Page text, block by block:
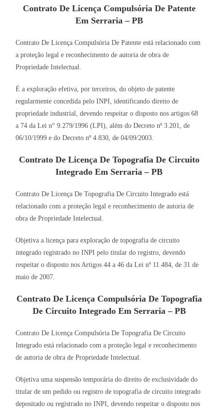
Contrato De Licença Compulsória De Patente
Em Serraria – PB
Contrato De Licença Compulsória De Patente está relacionado com
a proteção legal e reconhecimento de autoria de obra de
Propriedade Intelectual.
É a exploração efetiva, por terceiros, do objeto de patente
regularmente concedida pelo INPI, identificando direito de
propriedade industrial, devendo respeitar o disposto nos artigos 68
a 74 da Lei n° 9.279/1996 (LPI), além do Decreto nº 3.201, de
06/10/1999 e do Decreto nº 4.830, de 04/09/2003.
Contrato De Licença De Topografia De Circuito
Integrado Em Serraria – PB
Contrato De Licença De Topografia De Circuito Integrado está
relacionado com a proteção legal e reconhecimento de autoria de
obra de Propriedade Intelectual.
Objetiva a licença para exploração de topografia de circuito
integrado registrado no INPI pelo titular do registro, devendo
respeitar o disposto nos Artigos 44 a 46 da Lei nº 11.484, de 31 de
maio de 2007.
Contrato De Licença Compulsória De Topografia
De Circuito Integrado Em Serraria – PB
Contrato De Licença Compulsória De Topografia De Circuito
Integrado está relacionado com a proteção legal e reconhecimento
de autoria de obra de Propriedade Intelectual.
Objetiva uma suspensão temporária do direito de exclusividade do
titular de um pedido ou registro de topografia de circuito integrado
depositado ou registrado no INPI, devendo respeitar o disposto nos